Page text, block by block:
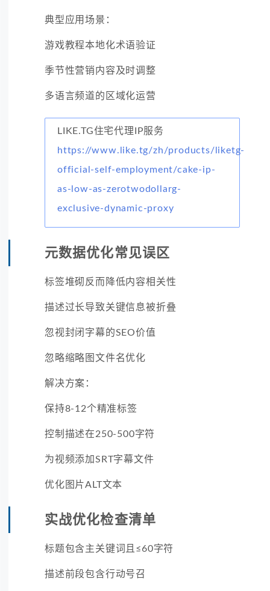
典型应用场景：
游戏教程本地化术语验证
季节性营销内容及时调整
多语言频道的区域化运营
LIKE.TG住宅代理IP服务
https://www.like.tg/zh/products/liketg-
official-self-employment/cake-ip-
as-low-as-zerotwodollarg-
exclusive-dynamic-proxy
元数据优化常见误区
标签堆砌反而降低内容相关性
描述过长导致关键信息被折叠
忽视封闭字幕的SEO价值
忽略缩略图文件名优化
解决方案：
保持8-12个精准标签
控制描述在250-500字符
为视频添加SRT字幕文件
优化图片ALT文本
实战优化检查清单
标题包含主关键词且≤60字符
描述前段包含行动号召